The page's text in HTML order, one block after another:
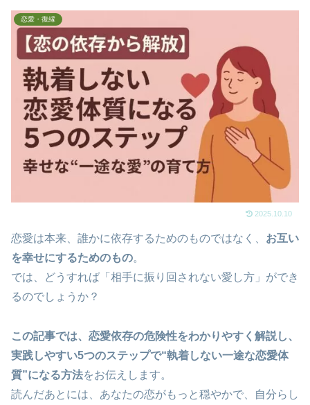
恋愛・復縁
2025.10.10
恋愛は本来、誰かに依存するためのものではなく、 お互い
を幸せにするためのもの。
では、どうすれば「相手に振り回されない愛し方」ができ
るのでしょうか？
この記事では、恋愛依存の危険性をわかりやすく解説し、
実践しやすい5つのステップで“執着しない一途な恋愛体
質”になる方法をお伝えします。
読んだあとには、あなたの恋がもっと穏やかで、自分らし